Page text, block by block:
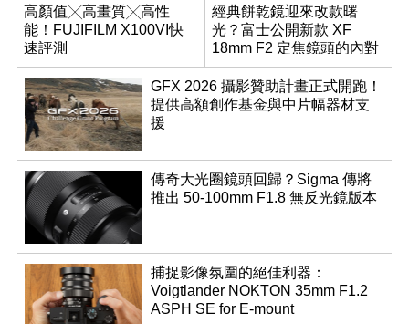
高顏值╳高畫質╳高性
能！FUJIFILM X100VI快
速評測
經典餅乾鏡迎來改款曙
光？富士公開新款 XF
18mm F2 定焦鏡頭的內對
焦專利
GFX 2026 攝影贊助計畫正式開跑！
提供高額創作基金與中片幅器材支
援
傳奇大光圈鏡頭回歸？Sigma 傳將
推出 50-100mm F1.8 無反光鏡版本
捕捉影像氛圍的絕佳利器：
Voigtlander NOKTON 35mm F1.2
ASPH SE for E-mount